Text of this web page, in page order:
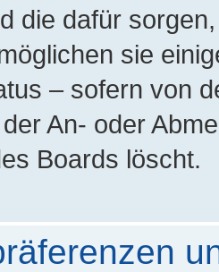
die dafür
sie
– sofern von
An- oder
Boards löscht.